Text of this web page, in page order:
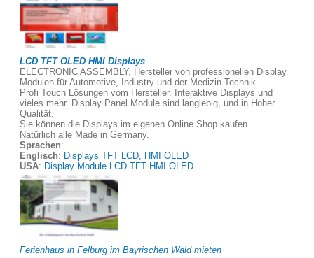
LCD TFT OLED HMI Displays
ELECTRONIC ASSEMBLY, Hersteller von professionellen Display
Modulen für Automotive, Industry und der Medizin Technik.
Profi Touch Lösungen vom Hersteller. Interaktive Displays und
vieles mehr. Display Panel Module sind langlebig, und in Hoher
Qualität.
Sie können die Displays im eigenen Online Shop kaufen.
Natürlich alle Made in Germany.
Sprachen:
Englisch: Displays TFT LCD, HMI OLED
USA: Display Module LCD TFT HMI OLED
Ferienhaus in Felburg im Bayrischen Wald mieten